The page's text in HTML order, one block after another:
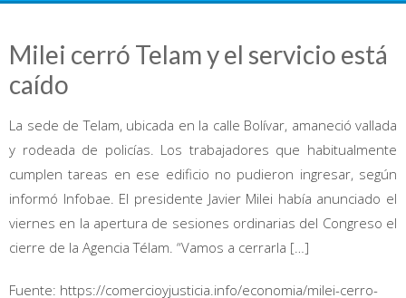
Milei cerró Telam y el servicio está
caído
La sede de Telam, ubicada en la calle Bolívar, amaneció vallada
y rodeada de policías. Los trabajadores que habitualmente
cumplen tareas en ese edificio no pudieron ingresar, según
informó Infobae. El presidente Javier Milei había anunciado el
viernes en la apertura de sesiones ordinarias del Congreso el
cierre de la Agencia Télam. “Vamos a cerrarla […]
Fuente: https://comercioyjusticia.info/economia/milei-cerro-